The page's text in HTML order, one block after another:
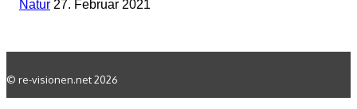
Natur 27. Februar 2021
© re-visionen.net 2026